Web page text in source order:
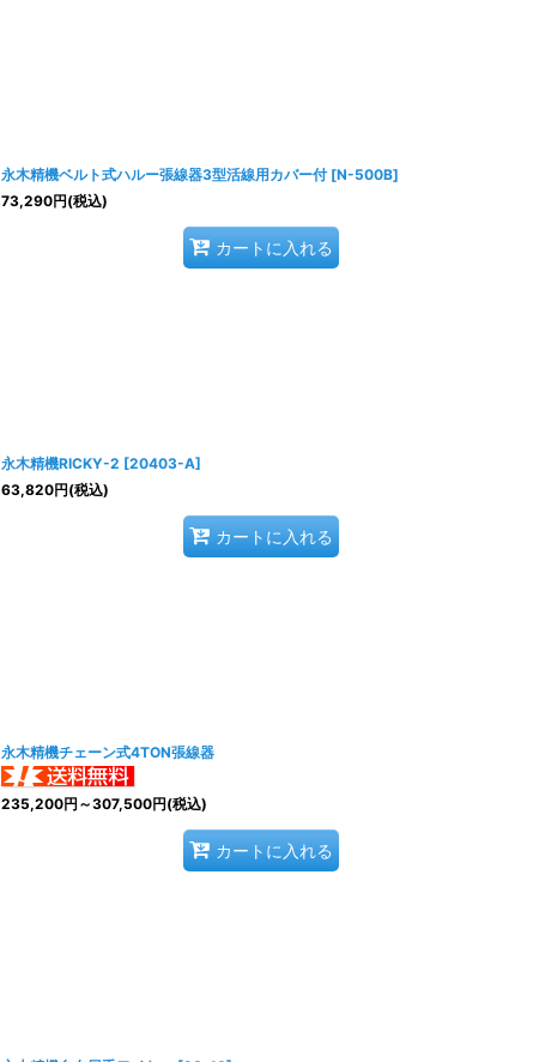
永木精機ベルト式ハルー張線器3型活線用カバー付 [N-500B]
73,290円(税込)
カートに入れる
永木精機RICKY-2 [20403-A]
63,820円(税込)
カートに入れる
永木精機チェーン式4TON張線器
235,200円 ～307,500円(税込)
カートに入れる